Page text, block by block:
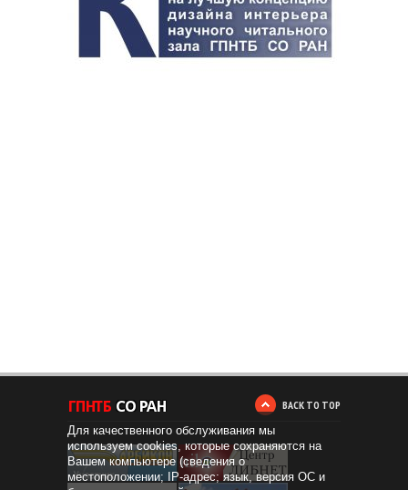
BACK TO TOP
Для качественного обслуживания мы
используем cookies, которые сохраняются на
Вашем компьютере (сведения о
местоположении; IP-адрес; язык, версия ОС и